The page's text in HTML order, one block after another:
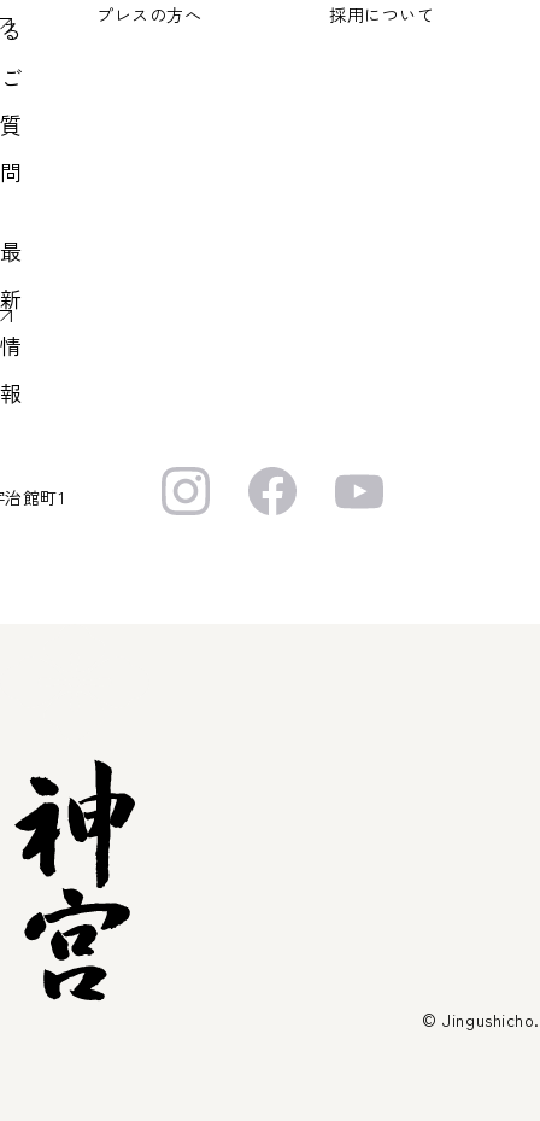
る
ご
質
問
最
新
情
報
プレスの方へ 採用について
館町1
© Jingushicho.